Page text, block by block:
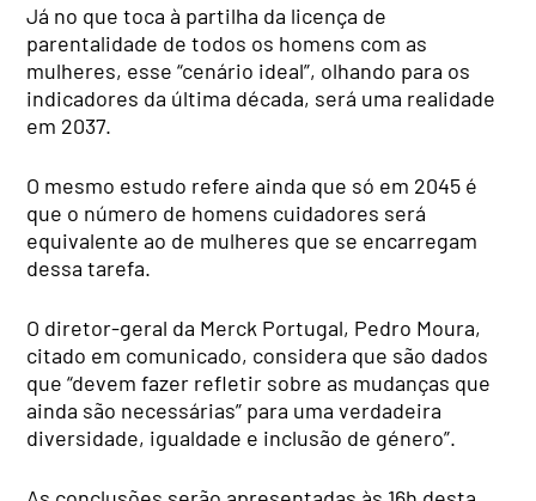
Já no que toca à partilha da licença de
parentalidade de todos os homens com as
mulheres, esse “cenário ideal”, olhando para os
indicadores da última década, será uma realidade
em 2037.
O mesmo estudo refere ainda que só em 2045 é
que o número de homens cuidadores será
equivalente ao de mulheres que se encarregam
dessa tarefa.
O diretor-geral da Merck Portugal, Pedro Moura,
citado em comunicado, considera que são dados
que “devem fazer refletir sobre as mudanças que
ainda são necessárias” para uma verdadeira
diversidade, igualdade e inclusão de género”.